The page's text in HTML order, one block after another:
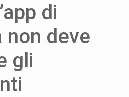
di
non deve
gli